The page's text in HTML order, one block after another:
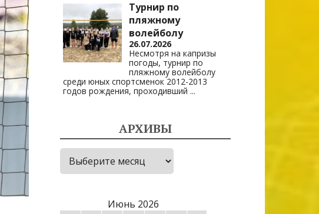
Турнир по
пляжному
волейболу
26.07.2026
Несмотря на капризы
погоды, турнир по
пляжному волейболу
среди юных спортсменок 2012-2013
годов рождения, проходивший ...
АРХИВЫ
Архивы
Июнь 2026